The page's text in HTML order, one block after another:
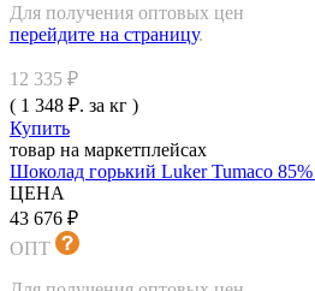
Для получения оптовых цен
перейдите на страницу.
12 335 ₽
( 1 348 ₽. за кг )
Купить
товар на маркетплейсах
Шоколад горький Luker Tumaco 85%
ЦЕНА
43 676 ₽
ОПТ